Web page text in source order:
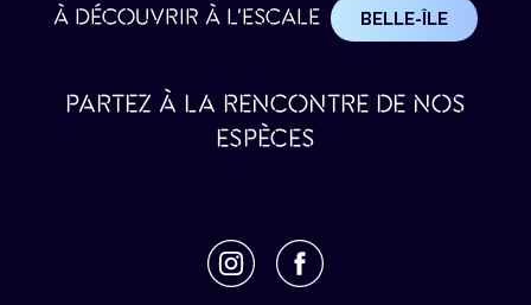
À DÉCOUVRIR À L'ESCALE BELLE-ÎLE
PARTEZ À LA RENCONTRE DE NOS
ESPÈCES